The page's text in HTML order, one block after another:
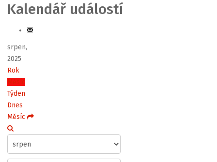
Kalendář událostí
srpen,
2025
Rok
Měsíc
Týden
Dnes
Měsíc